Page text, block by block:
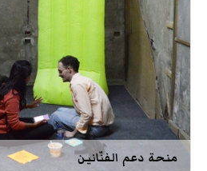
منحة دعم الفنّانين